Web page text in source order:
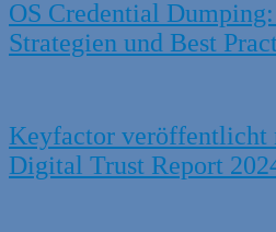
OS Credential
Strategien und Best
Keyfactor veröffentlicht
Digital Trust Report